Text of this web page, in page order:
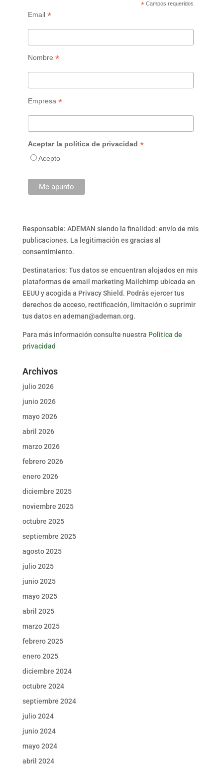
* Campos requeridos
Email *
Nombre *
Empresa *
Aceptar la política de privacidad *
Acepto
Responsable: ADEMAN siendo la finalidad: envío de mis
publicaciones. La legitimación es gracias al
consentimiento.
Destinatarios: Tus datos se encuentran alojados en mis
plataformas de email marketing Mailchimp ubicada en
EEUU y acogida a Privacy Shield. Podrás ejercer tus
derechos de acceso, rectificación, limitación o suprimir
tus datos en ademan@ademan.org.
Para más información consulte nuestra Politica de
privacidad
Archivos
julio 2026
junio 2026
mayo 2026
abril 2026
marzo 2026
febrero 2026
enero 2026
diciembre 2025
noviembre 2025
octubre 2025
septiembre 2025
agosto 2025
julio 2025
junio 2025
mayo 2025
abril 2025
marzo 2025
febrero 2025
enero 2025
diciembre 2024
octubre 2024
septiembre 2024
julio 2024
junio 2024
mayo 2024
abril 2024